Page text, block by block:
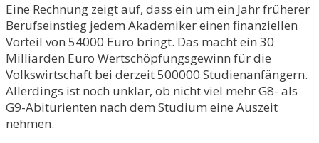
Eine Rechnung zeigt auf, dass ein um ein Jahr früherer
Berufseinstieg jedem Akademiker einen finanziellen
Vorteil von 54000 Euro bringt. Das macht ein 30
Milliarden Euro Wertschöpfungsgewinn für die
Volkswirtschaft bei derzeit 500000 Studienanfängern.
Allerdings ist noch unklar, ob nicht viel mehr G8- als
G9-Abiturienten nach dem Studium eine Auszeit
nehmen.